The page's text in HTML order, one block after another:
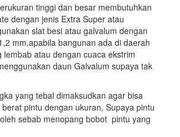
tinggi dan besar membutuhkan
dengan jenis Extra Super atau
slat besi atau galvalum dengan
mm,apabila bangunan ada di daerah
lembab atau dengan cuaca ekstrim
daun Galvalum supaya tak
yang tebal dimaksudkan agar bisa
pintu dengan ukuran, Supaya pintu
sebab menopang bobot pintu yang